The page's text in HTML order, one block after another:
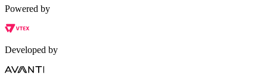
Powered by
Developed by